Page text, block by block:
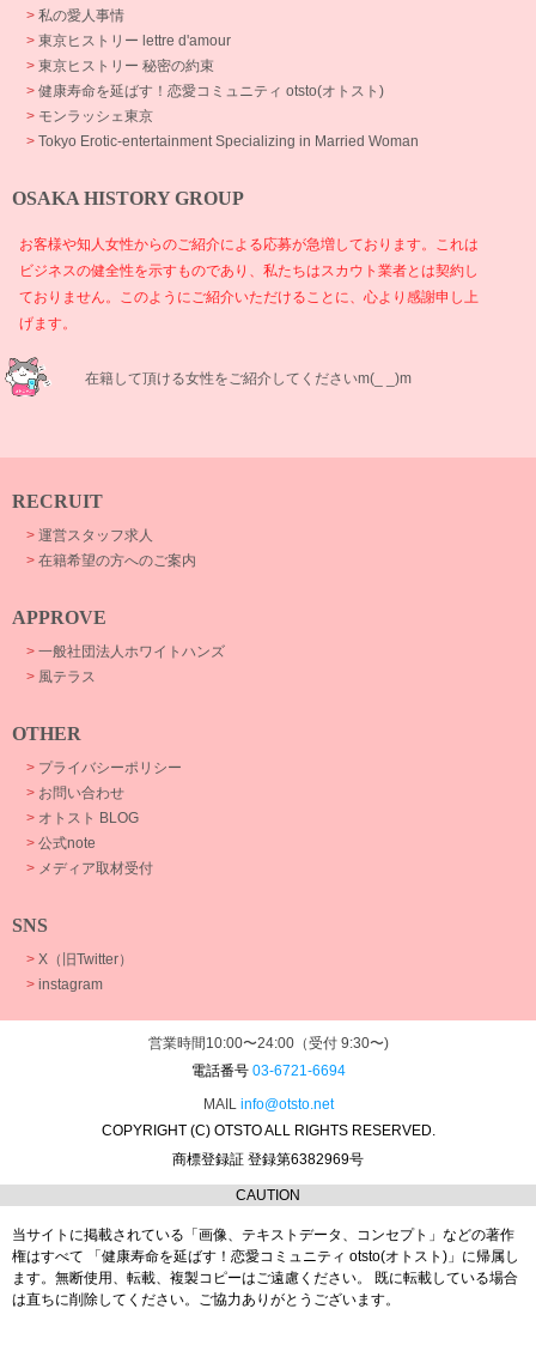
> 私の愛人事情
> 東京ヒストリー lettre d'amour
> 東京ヒストリー 秘密の約束
> 健康寿命を延ばす！恋愛コミュニティ otsto(オトスト)
> モンラッシェ東京
> Tokyo Erotic-entertainment Specializing in Married Woman
OSAKA HISTORY GROUP
お客様や知人女性からのご紹介による応募が急増しております。これは
ビジネスの健全性を示すものであり、私たちはスカウト業者とは契約し
ておりません。このようにご紹介いただけることに、心より感謝申し上
げます。
在籍して頂ける女性をご紹介してくださいm(_ _)m
RECRUIT
> 運営スタッフ求人
> 在籍希望の方へのご案内
APPROVE
> 一般社団法人ホワイトハンズ
> 風テラス
OTHER
> プライバシーポリシー
> お問い合わせ
> オトスト BLOG
> 公式note
> メディア取材受付
SNS
> X（旧Twitter）
> instagram
営業時間10:00〜24:00（受付 9:30〜)
電話番号 03-6721-6694
MAIL info@otsto.net
COPYRIGHT (C) OTSTO ALL RIGHTS RESERVED.
商標登録証 登録第6382969号
CAUTION
当サイトに掲載されている「画像、テキストデータ、コンセプト」などの著作
権はすべて 「健康寿命を延ばす！恋愛コミュニティ otsto(オトスト)」に帰属し
ます。 無断使用、転載、複製コピーはご遠慮ください。
既に転載している場合
は直ちに削除してください。ご協力ありがとうございます。